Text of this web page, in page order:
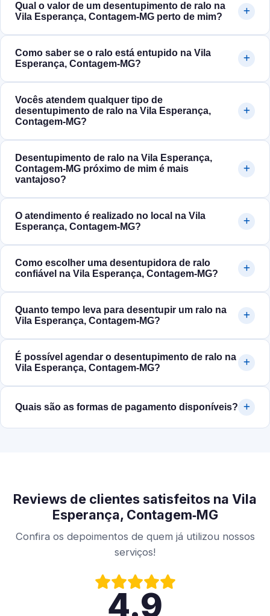
Qual o valor de um desentupimento de ralo na
Vila Esperança, Contagem‑MG perto de mim?
Como saber se o ralo está entupido na Vila
Esperança, Contagem‑MG?
Vocês atendem qualquer tipo de
desentupimento de ralo na Vila Esperança,
Contagem‑MG?
Desentupimento de ralo na Vila Esperança,
Contagem‑MG próximo de mim é mais
vantajoso?
O atendimento é realizado no local na Vila
Esperança, Contagem‑MG?
Como escolher uma desentupidora de ralo
confiável na Vila Esperança, Contagem‑MG?
Quanto tempo leva para desentupir um ralo na
Vila Esperança, Contagem‑MG?
É possível agendar o desentupimento de ralo na
Vila Esperança, Contagem‑MG?
Quais são as formas de pagamento disponíveis?
Reviews de clientes satisfeitos na Vila
Esperança, Contagem‑MG
Confira os depoimentos de quem já utilizou nossos
serviços!
4.9